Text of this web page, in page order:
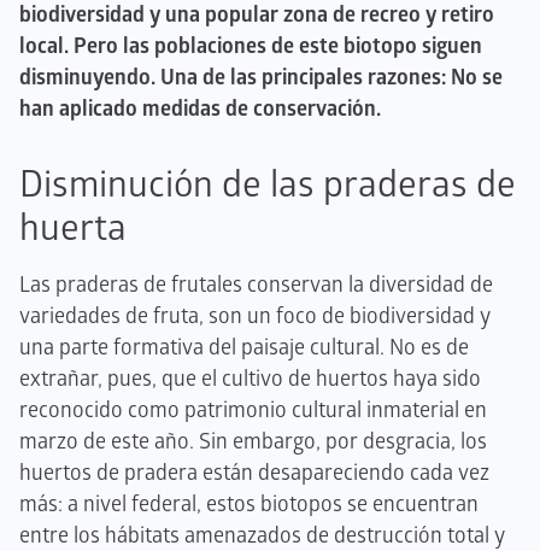
biodiversidad y una popular zona de recreo y retiro
local. Pero las poblaciones de este biotopo siguen
disminuyendo. Una de las principales razones: No se
han aplicado medidas de conservación.
Disminución de las praderas de
huerta
Las praderas de frutales conservan la diversidad de
variedades de fruta, son un foco de biodiversidad y
una parte formativa del paisaje cultural. No es de
extrañar, pues, que el cultivo de huertos haya sido
reconocido como patrimonio cultural inmaterial en
marzo de este año. Sin embargo, por desgracia, los
huertos de pradera están desapareciendo cada vez
más: a nivel federal, estos biotopos se encuentran
entre los hábitats amenazados de destrucción total y